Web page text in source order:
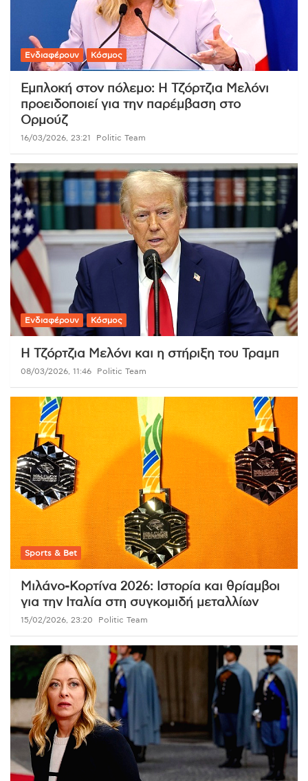
Ενδιαφέρουν Κόσμος
Εμπλοκή στον πόλεμο: Η Τζόρτζια Μελόνι
προειδοποιεί για την παρέμβαση στο
Ορμούζ
16/03/2026, 23:21 Politic Team
Ενδιαφέρουν Κόσμος
Η Τζόρτζια Μελόνι και η στήριξη του Τραμπ
08/03/2026, 11:46 Politic Team
Sports & Bet
Μιλάνο-Κορτίνα 2026: Ιστορία και θρίαμβοι
για την Ιταλία στη συγκομιδή μεταλλίων
15/02/2026, 23:20 Politic Team